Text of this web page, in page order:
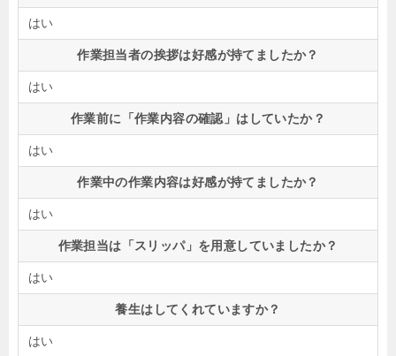
はい
作業担当者の挨拶は好感が持てましたか？
はい
作業前に「作業内容の確認」はしていたか？
はい
作業中の作業内容は好感が持てましたか？
はい
作業担当は「スリッパ」を用意していましたか？
はい
養生はしてくれていますか？
はい